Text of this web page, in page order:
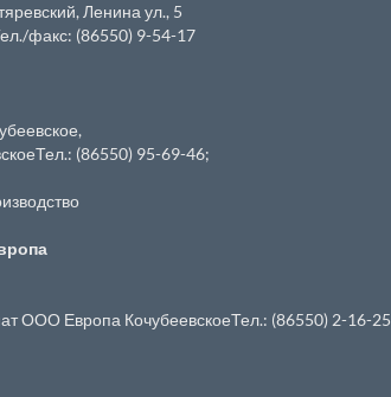
Ленина ул., 5
факс: (86550) 9-54-17
(86550) 95-69-46;
ООО Европа КочубеевскоеТел.: (86550) 2-16-25